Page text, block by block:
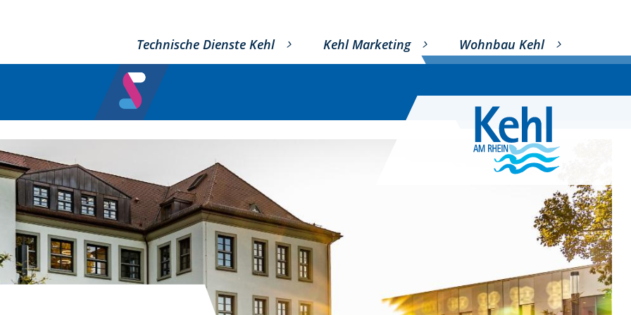
Technische Dienste Kehl Kehl Marketing Wohnbau Kehl